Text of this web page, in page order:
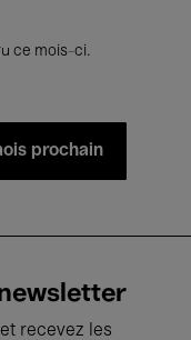
ce mois-ci.
prochain
recevez les